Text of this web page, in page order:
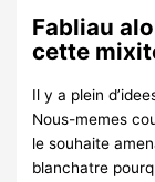
Fabliau
cette
Il y a plein
Nous-memes
le souhaite
blanchatre